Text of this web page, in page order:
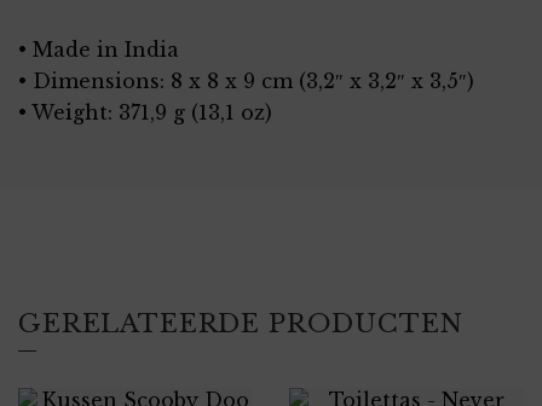
• Made in India
• Dimensions: 8 x 8 x 9 cm (3,2″ x 3,2″ x 3,5″)
• Weight: 371,9 g (13,1 oz)
GERELATEERDE PRODUCTEN